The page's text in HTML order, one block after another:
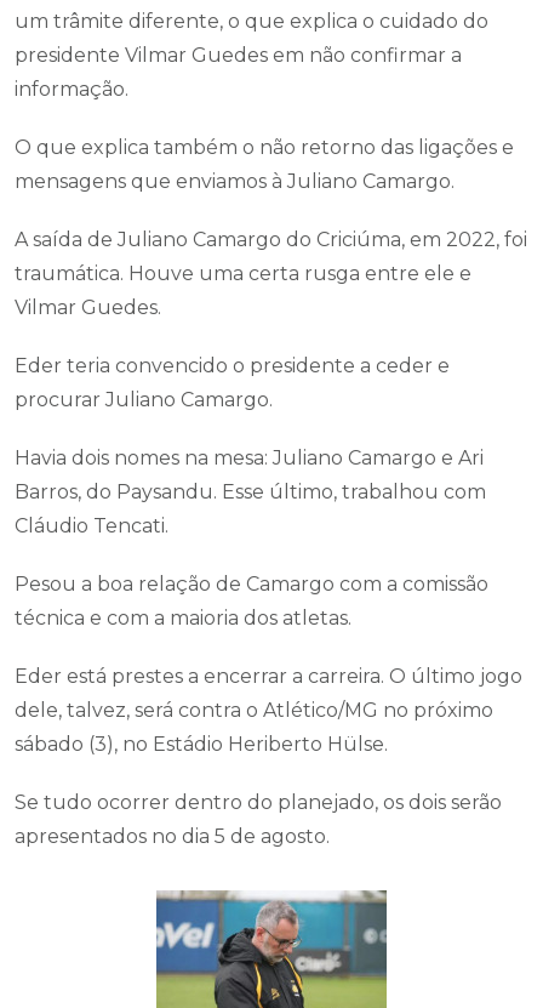
um trâmite diferente, o que explica o cuidado do
presidente Vilmar Guedes em não confirmar a
informação.
O que explica também o não retorno das ligações e
mensagens que enviamos à Juliano Camargo.
A saída de Juliano Camargo do Criciúma, em 2022, foi
traumática. Houve uma certa rusga entre ele e
Vilmar Guedes.
Eder teria convencido o presidente a ceder e
procurar Juliano Camargo.
Havia dois nomes na mesa: Juliano Camargo e Ari
Barros, do Paysandu. Esse último, trabalhou com
Cláudio Tencati.
Pesou a boa relação de Camargo com a comissão
técnica e com a maioria dos atletas.
Eder está prestes a encerrar a carreira. O último jogo
dele, talvez, será contra o Atlético/MG no próximo
sábado (3), no Estádio Heriberto Hülse.
Se tudo ocorrer dentro do planejado, os dois serão
apresentados no dia 5 de agosto.